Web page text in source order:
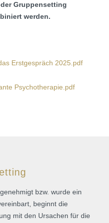
Gruppensetting
werden.
Erstgespräch 2025.pdf
Psychotherapie.pdf
bzw. wurde ein
beginnt die
mit den Ursachen für die